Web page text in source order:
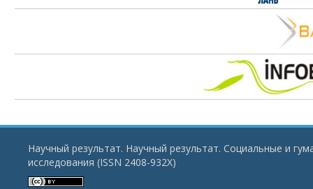
Научный результат. Научный результат. Социальные и
исследования (ISSN 2408-932X)